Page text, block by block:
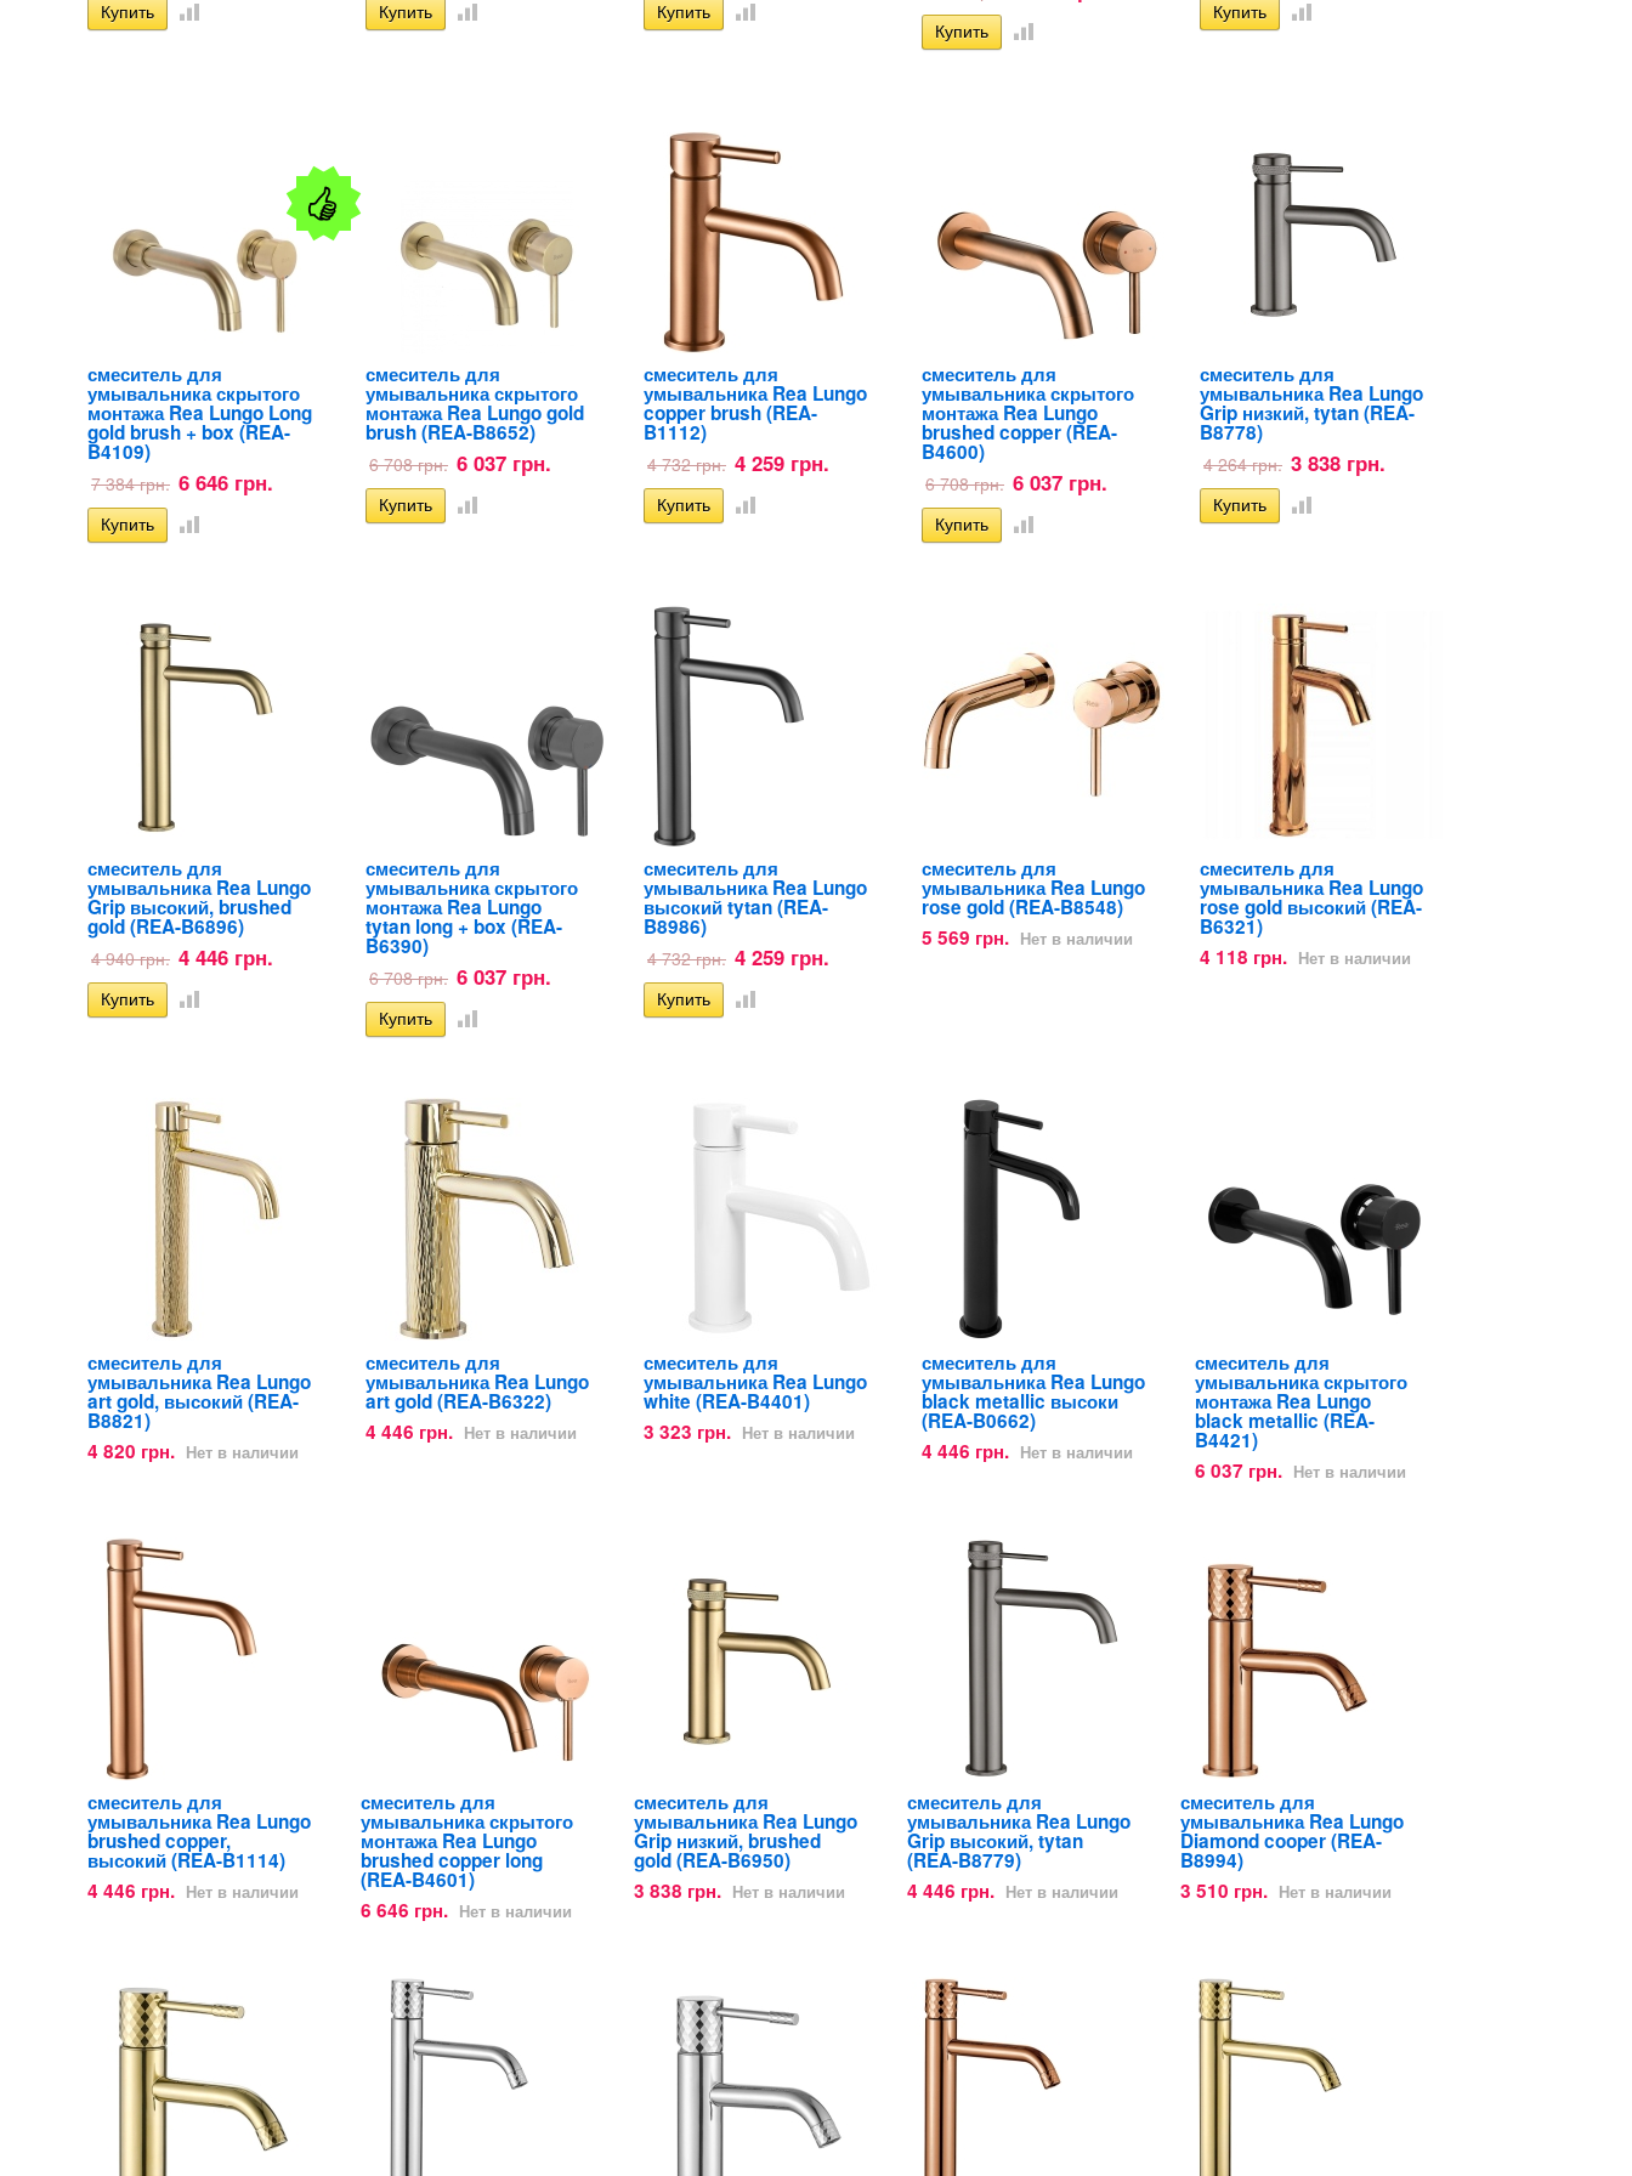
смеситель для
умывальника скрытого
монтажа Rea Lungo Long
gold brush + box (REA-
B4109)
7 384 грн. 6 646 грн.
смеситель для
умывальника скрытого
монтажа Rea Lungo gold
brush (REA-B8652)
6 708 грн. 6 037 грн.
смеситель для
умывальника Rea Lungo
copper brush (REA-
B1112)
4 732 грн. 4 259 грн.
смеситель для
умывальника скрытого
монтажа Rea Lungo
brushed copper (REA-
B4600)
6 708 грн. 6 037 грн.
смеситель для
умывальника Rea Lungo
Grip низкий, tytan (REA-
B8778)
4 264 грн. 3 838 грн.
смеситель для
умывальника Rea Lungo
Grip высокий, brushed
gold (REA-B6896)
4 940 грн. 4 446 грн.
смеситель для
умывальника скрытого
монтажа Rea Lungo
tytan long + box (REA-
B6390)
6 708 грн. 6 037 грн.
смеситель для
умывальника Rea Lungo
высокий tytan (REA-
B8986)
4 732 грн. 4 259 грн.
смеситель для
умывальника Rea Lungo
rose gold (REA-B8548)
5 569 грн. Нет в наличии
смеситель для
умывальника Rea Lungo
rose gold высокий (REA-
B6321)
4 118 грн. Нет в наличии
смеситель для
умывальника Rea Lungo
art gold, высокий (REA-
B8821)
4 820 грн. Нет в наличии
смеситель для
умывальника Rea Lungo
art gold (REA-B6322)
4 446 грн. Нет в наличии
смеситель для
умывальника Rea Lungo
white (REA-B4401)
3 323 грн. Нет в наличии
смеситель для
умывальника Rea Lungo
black metallic высоки
(REA-B0662)
4 446 грн. Нет в наличии
смеситель для
умывальника скрытого
монтажа Rea Lungo
black metallic (REA-
B4421)
6 037 грн. Нет в наличии
смеситель для
умывальника Rea Lungo
brushed copper,
высокий (REA-B1114)
4 446 грн. Нет в наличии
смеситель для
умывальника скрытого
монтажа Rea Lungo
brushed copper long
(REA-B4601)
6 646 грн. Нет в наличии
смеситель для
умывальника Rea Lungo
Grip низкий, brushed
gold (REA-B6950)
3 838 грн. Нет в наличии
смеситель для
умывальника Rea Lungo
Grip высокий, tytan
(REA-B8779)
4 446 грн. Нет в наличии
смеситель для
умывальника Rea Lungo
Diamond cooper (REA-
B8994)
3 510 грн. Нет в наличии